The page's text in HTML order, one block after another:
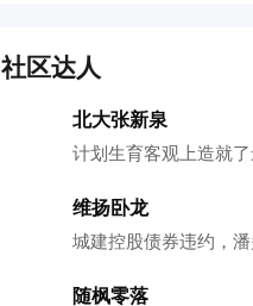
社区达人
北大张新泉
计划生育客观上造就
维扬卧龙
城建控股债券违约，
随枫零落